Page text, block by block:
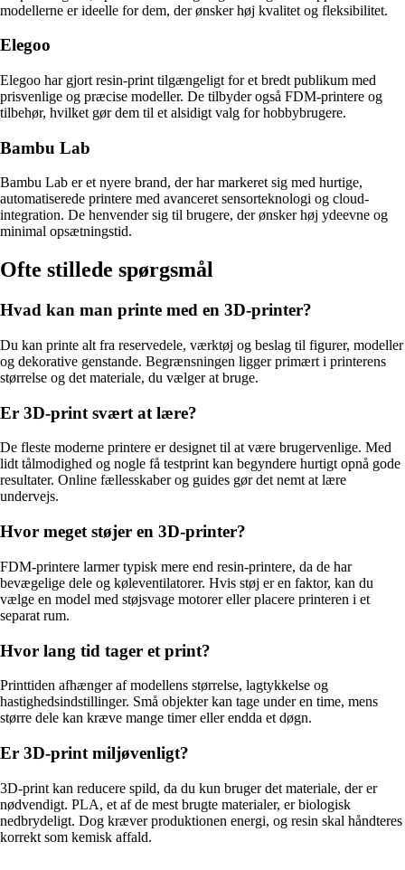
modellerne er ideelle for dem, der ønsker høj kvalitet og fleksibilitet.
Elegoo
Elegoo har gjort resin-print tilgængeligt for et bredt publikum med
prisvenlige og præcise modeller. De tilbyder også FDM-printere og
tilbehør, hvilket gør dem til et alsidigt valg for hobbybrugere.
Bambu Lab
Bambu Lab er et nyere brand, der har markeret sig med hurtige,
automatiserede printere med avanceret sensorteknologi og cloud-
integration. De henvender sig til brugere, der ønsker høj ydeevne og
minimal opsætningstid.
Ofte stillede spørgsmål
Hvad kan man printe med en 3D-printer?
Du kan printe alt fra reservedele, værktøj og beslag til figurer, modeller
og dekorative genstande. Begrænsningen ligger primært i printerens
størrelse og det materiale, du vælger at bruge.
Er 3D-print svært at lære?
De fleste moderne printere er designet til at være brugervenlige. Med
lidt tålmodighed og nogle få testprint kan begyndere hurtigt opnå gode
resultater. Online fællesskaber og guides gør det nemt at lære
undervejs.
Hvor meget støjer en 3D-printer?
FDM-printere larmer typisk mere end resin-printere, da de har
bevægelige dele og køleventilatorer. Hvis støj er en faktor, kan du
vælge en model med støjsvage motorer eller placere printeren i et
separat rum.
Hvor lang tid tager et print?
Printtiden afhænger af modellens størrelse, lagtykkelse og
hastighedsindstillinger. Små objekter kan tage under en time, mens
større dele kan kræve mange timer eller endda et døgn.
Er 3D-print miljøvenligt?
3D-print kan reducere spild, da du kun bruger det materiale, der er
nødvendigt. PLA, et af de mest brugte materialer, er biologisk
nedbrydeligt. Dog kræver produktionen energi, og resin skal håndteres
korrekt som kemisk affald.